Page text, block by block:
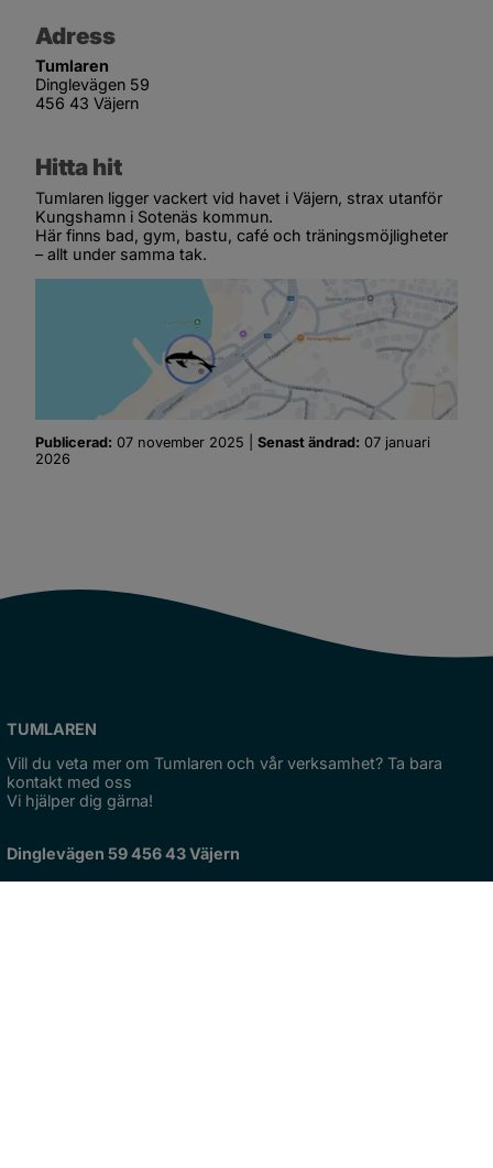
Adress
Tumlaren
Dinglevägen 59
456 43 Väjern
Hitta hit
Tumlaren ligger vackert vid havet i Väjern, strax utanför
Kungshamn i Sotenäs kommun.
Här finns bad, gym, bastu, café och träningsmöjligheter
– allt under samma tak.
Publicerad: 07 november 2025 Senast ändrad: 07 januari
2026
TUMLAREN
Vill du veta mer om Tumlaren och vår verksamhet? Ta bara
kontakt med oss
Vi hjälper dig gärna!
Dinglevägen 59 456 43 Väjern